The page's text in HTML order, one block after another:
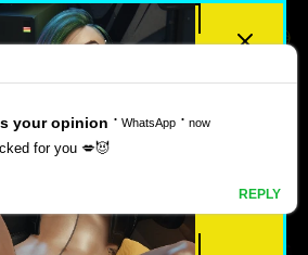
ルノベルポルノ